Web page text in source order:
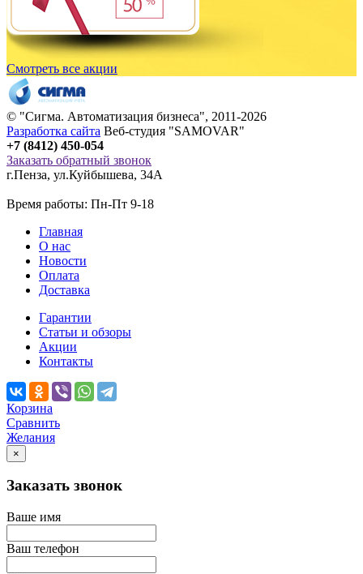
Смотреть все акции
© "Сигма. Автоматизация бизнеса", 2011-2026
Разработка сайта Веб-студия "SAMOVAR"
+7 (8412) 450-054
Заказать обратный звонок
г.Пенза, ул.Куйбышева, 34А
Время работы: Пн-Пт 9-18
Главная
О нас
Новости
Оплата
Доставка
Гарантии
Статьи и обзоры
Акции
Контакты
Корзина
Сравнить
Желания
×
Заказать звонок
Ваше имя
Ваш телефон